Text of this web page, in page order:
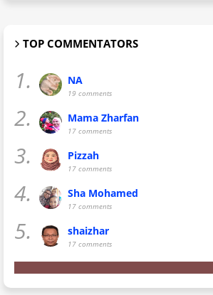
TOP COMMENTATORS
1. NA
19 comments
2. Mama Zharfan
17 comments
3. Pizzah
17 comments
4. Sha Mohamed
17 comments
5. shaizhar
17 comments